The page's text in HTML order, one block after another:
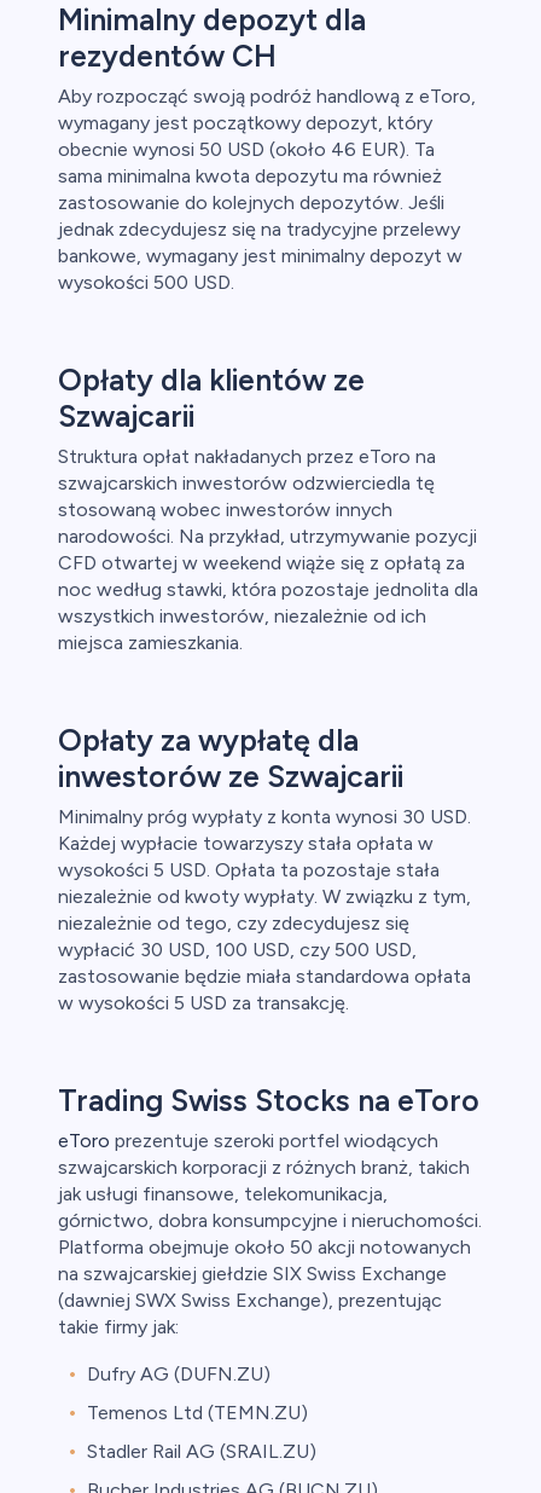
Minimalny depozyt dla
rezydentów CH
Aby rozpocząć swoją podróż handlową z eToro,
wymagany jest początkowy depozyt, który
obecnie wynosi 50 USD (około 46 EUR). Ta
sama minimalna kwota depozytu ma również
zastosowanie do kolejnych depozytów. Jeśli
jednak zdecydujesz się na tradycyjne przelewy
bankowe, wymagany jest minimalny depozyt w
wysokości 500 USD.
Opłaty dla klientów ze
Szwajcarii
Struktura opłat nakładanych przez eToro na
szwajcarskich inwestorów odzwierciedla tę
stosowaną wobec inwestorów innych
narodowości. Na przykład, utrzymywanie pozycji
CFD otwartej w weekend wiąże się z opłatą za
noc według stawki, która pozostaje jednolita dla
wszystkich inwestorów, niezależnie od ich
miejsca zamieszkania.
Opłaty za wypłatę dla
inwestorów ze Szwajcarii
Minimalny próg wypłaty z konta wynosi 30 USD.
Każdej wypłacie towarzyszy stała opłata w
wysokości 5 USD. Opłata ta pozostaje stała
niezależnie od kwoty wypłaty. W związku z tym,
niezależnie od tego, czy zdecydujesz się
wypłacić 30 USD, 100 USD, czy 500 USD,
zastosowanie będzie miała standardowa opłata
w wysokości 5 USD za transakcję.
Trading Swiss Stocks na eToro
eToro prezentuje szeroki portfel wiodących
szwajcarskich korporacji z różnych branż, takich
jak usługi finansowe, telekomunikacja,
górnictwo, dobra konsumpcyjne i nieruchomości.
Platforma obejmuje około 50 akcji notowanych
na szwajcarskiej giełdzie SIX Swiss Exchange
(dawniej SWX Swiss Exchange), prezentując
takie firmy jak:
Dufry AG (DUFN.ZU)
Temenos Ltd (TEMN.ZU)
Stadler Rail AG (SRAIL.ZU)